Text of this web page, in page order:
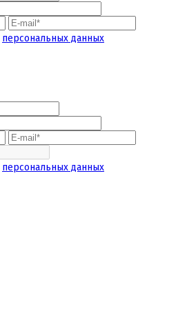
персональных данных
персональных данных